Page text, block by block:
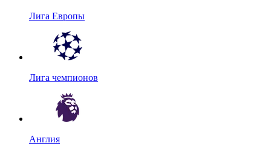
Лига Европы
Лига чемпионов
Англия